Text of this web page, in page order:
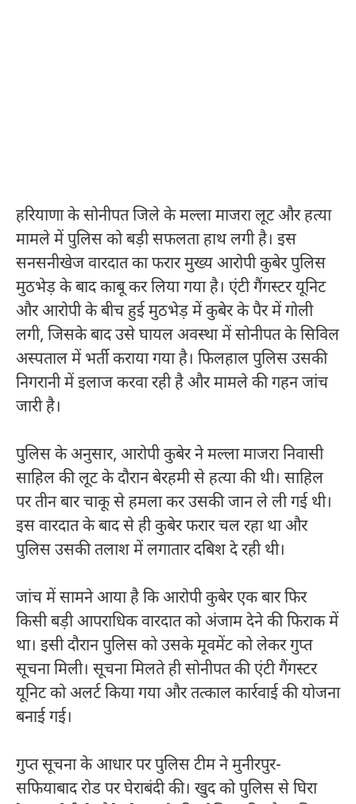
हरियाणा के सोनीपत जिले के मल्ला माजरा लूट और हत्या
मामले में पुलिस को बड़ी सफलता हाथ लगी है। इस
सनसनीखेज वारदात का फरार मुख्य आरोपी कुबेर पुलिस
मुठभेड़ के बाद काबू कर लिया गया है। एंटी गैंगस्टर यूनिट
और आरोपी के बीच हुई मुठभेड़ में कुबेर के पैर में गोली
लगी, जिसके बाद उसे घायल अवस्था में सोनीपत के सिविल
अस्पताल में भर्ती कराया गया है। फिलहाल पुलिस उसकी
निगरानी में इलाज करवा रही है और मामले की गहन जांच
जारी है।
पुलिस के अनुसार, आरोपी कुबेर ने मल्ला माजरा निवासी
साहिल की लूट के दौरान बेरहमी से हत्या की थी। साहिल
पर तीन बार चाकू से हमला कर उसकी जान ले ली गई थी।
इस वारदात के बाद से ही कुबेर फरार चल रहा था और
पुलिस उसकी तलाश में लगातार दबिश दे रही थी।
जांच में सामने आया है कि आरोपी कुबेर एक बार फिर
किसी बड़ी आपराधिक वारदात को अंजाम देने की फिराक में
था। इसी दौरान पुलिस को उसके मूवमेंट को लेकर गुप्त
सूचना मिली। सूचना मिलते ही सोनीपत की एंटी गैंगस्टर
यूनिट को अलर्ट किया गया और तत्काल कार्रवाई की योजना
बनाई गई।
गुप्त सूचना के आधार पर पुलिस टीम ने मुनीरपुर-
सफियाबाद रोड पर घेराबंदी की। खुद को पुलिस से घिरा